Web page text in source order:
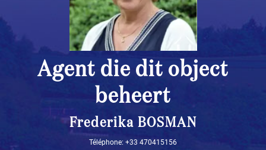
Agent die dit object
beheert
Frederika BOSMAN
Téléphone: +33 470415156